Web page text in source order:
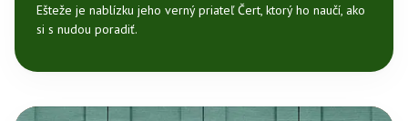
Ešteže je nablízku jeho verný priateľ Čert, ktorý ho naučí, ako
si s nudou poradiť.